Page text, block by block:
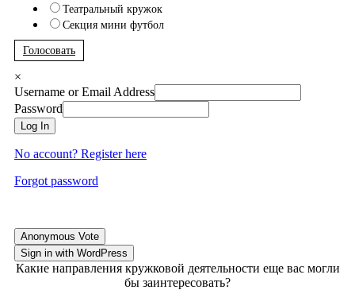
Театральный кружок
Секция мини футбол
Голосовать
×
Username or Email Address
Password
Log In
No account? Register here
Forgot password
Anonymous Vote
Sign in with WordPress
Какие направления кружковой деятельности еще вас могли
бы заинтересовать?